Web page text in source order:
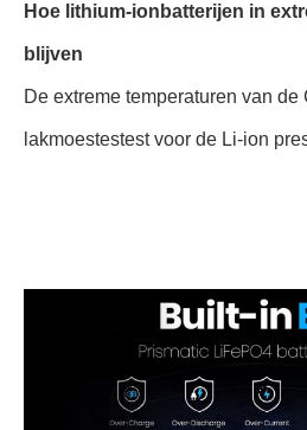
Hoe lithium-ionbatterijen in
blijven
De extreme temperaturen van de
lakmoestestest voor de Li-ion